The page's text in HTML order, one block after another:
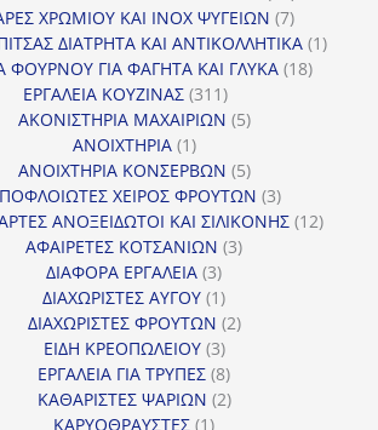
προϊόντα
ΧΡΩΜΙΟΥ ΚΑΙ INOX ΨΥΓΕΙΩΝ 77
προϊόντα
ΔΙΑΤΡΗΤΑ ΚΑΙ ΑΝΤΙΚΟΛΛΗΤΙΚΑ 11
ΦΟΥΡΝΟΥ ΓΙΑ ΦΑΓΗΤΑ ΚΑΙ ΓΛΥΚΑ 1818
ΕΡΓΑΛΕΙΑ ΚΟΥΖΙΝΑΣ 311311
προϊόντα
ΑΚΟΝΙΣΤΗΡΙΑ ΜΑΧΑΙΡΙΩΝ 55
ΑΝΟΙΧΤΗΡΙΑ 11
προϊόν
ΑΝΟΙΧΤΗΡΙΑ ΚΟΝΣΕΡΒΩΝ 55
προϊόντα
ΧΕΙΡΟΣ ΦΡΟΥΤΩΝ 33
προϊόντα
ΑΝΟΞΕΙΔΩΤΟΙ ΚΑΙ ΣΙΛΙΚΟΝΗΣ 1212
ΑΦΑΙΡΕΤΕΣ ΚΟΤΣΑΝΙΩΝ 33
ΔΙΑΦΟΡΑ ΕΡΓΑΛΕΙΑ 33
προϊόντα
ΔΙΑΧΩΡΙΣΤΕΣ ΑΥΓΟΥ 11
προϊόν
ΔΙΑΧΩΡΙΣΤΕΣ ΦΡΟΥΤΩΝ 22
ΕΙΔΗ ΚΡΕΟΠΩΛΕΙΟΥ 33
προϊόντα
ΕΡΓΑΛΕΙΑ ΓΙΑ ΤΡΥΠΕΣ 88
προϊόντα
ΚΑΘΑΡΙΣΤΕΣ ΨΑΡΙΩΝ 22
ΚΑΡΥΟΘΡΑΥΣΤΕΣ 11